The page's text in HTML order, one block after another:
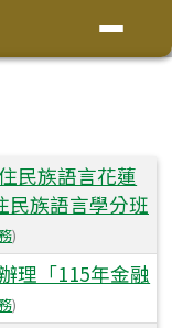
民族語言花蓮
民族語言學分班
)
理「115年金融
)